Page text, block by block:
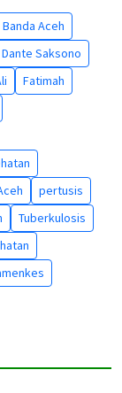
Banda Aceh
Dante Saksono
Fatimah
pertusis
Tuberkulosis